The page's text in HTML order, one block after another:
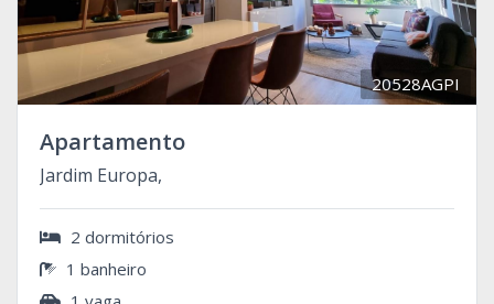
20528AGPI
Apartamento
Jardim Europa,
2 dormitórios
1 banheiro